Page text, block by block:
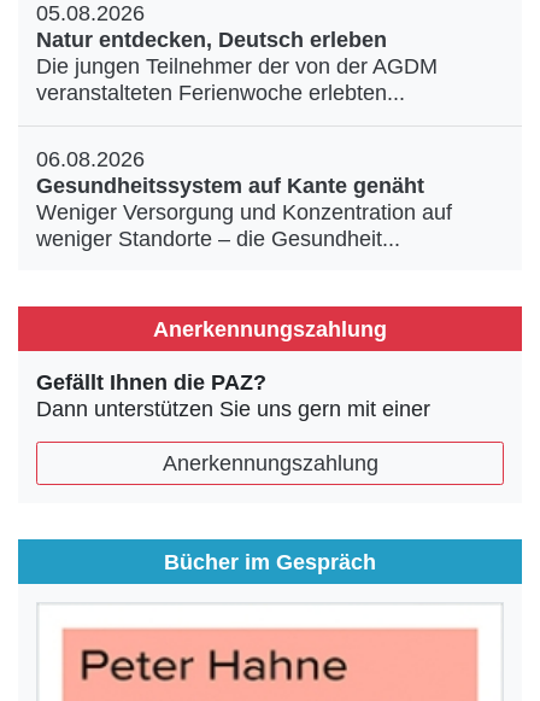
05.08.2026
Natur entdecken, Deutsch erleben
Die jungen Teilnehmer der von der AGDM
veranstalteten Ferienwoche erlebten...
06.08.2026
Gesundheitssystem auf Kante genäht
Weniger Versorgung und Konzentration auf
weniger Standorte – die Gesundheit...
Anerkennungszahlung
Gefällt Ihnen die PAZ?
Dann unterstützen Sie uns gern mit einer
Anerkennungszahlung
Bücher im Gespräch